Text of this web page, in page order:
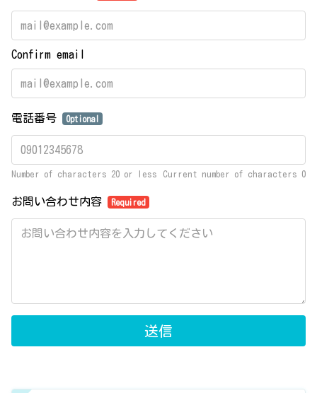
Confirm email
電話番号 Optional
Number of characters 20 or less Current number of characters 0
お問い合わせ内容 Required
送信